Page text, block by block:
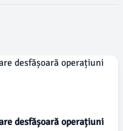
desfășoară operațiuni